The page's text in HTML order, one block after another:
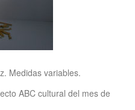
Medidas variables.
ABC cultural del mes de